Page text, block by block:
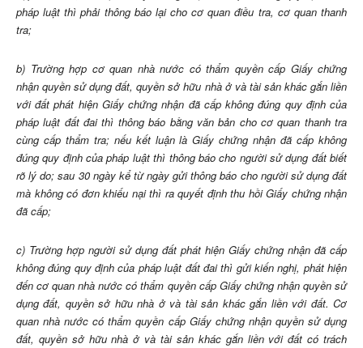
pháp luật thì phải thông báo lại cho cơ quan điều tra, cơ quan thanh
tra;
b) Trường hợp cơ quan nhà nước có thẩm quyền cấp Giấy chứng
nhận quyền sử dụng đất, quyền sở hữu nhà ở và tài sản khác gắn liền
với đất phát hiện Giấy chứng nhận đã cấp không đúng quy định của
pháp luật đất đai thì thông báo bằng văn bản cho cơ quan thanh tra
cùng cấp thẩm tra; nếu kết luận là Giấy chứng nhận đã cấp không
đúng quy định của pháp luật thì thông báo cho người sử dụng đất biết
rõ lý do; sau 30 ngày kể từ ngày gửi thông báo cho người sử dụng đất
mà không có đơn khiếu nại thì ra quyết định thu hồi Giấy chứng nhận
đã cấp;
c) Trường hợp người sử dụng đất phát hiện Giấy chứng nhận đã cấp
không đúng quy định của pháp luật đất đai thì gửi kiến nghị, phát hiện
đến cơ quan nhà nước có thẩm quyền cấp Giấy chứng nhận quyền sử
dụng đất, quyền sở hữu nhà ở và tài sản khác gắn liền với đất. Cơ
quan nhà nước có thẩm quyền cấp Giấy chứng nhận quyền sử dụng
đất, quyền sở hữu nhà ở và tài sản khác gắn liền với đất có trách